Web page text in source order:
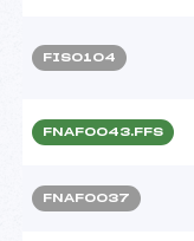
FIS0104
FNAF0043.FFS
FNAF0037